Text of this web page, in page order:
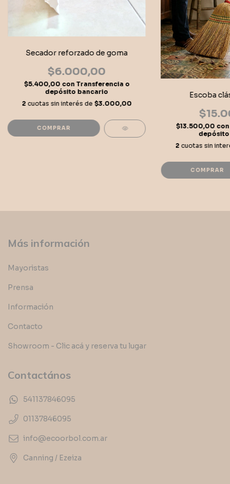
Secador reforzado de goma
$6.000,00
$5.400,00 con Transferencia o
depósito bancario
2 cuotas sin interés de $3.000,00
Escoba
$13.500,00 con
2 cuotas sin
Más información
Mayoristas
Prensa
Información
Contacto
Showroom - Clic acá y reserva tu lugar
Contactános
541137846095
01137846095
info@ecoorbol.com.ar
Canning / Ezeiza